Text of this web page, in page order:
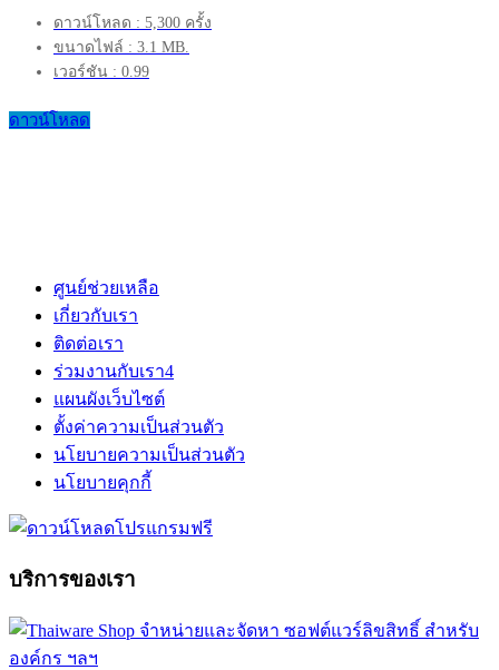
ดาวน์โหลด : 5,300 ครั้ง
ขนาดไฟล์ : 3.1 MB.
เวอร์ชัน : 0.99
ดาวน์โหลด
ศูนย์ช่วยเหลือ
เกี่ยวกับเรา
ติดต่อเรา
ร่วมงานกับเรา4
แผนผังเว็บไซต์
ตั้งค่าความเป็นส่วนตัว
นโยบายความเป็นส่วนตัว
นโยบายคุกกี้
บริการของเรา